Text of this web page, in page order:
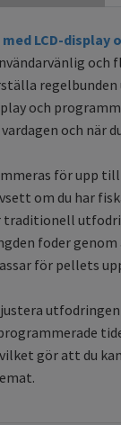
LCD-display
och
och när
för upp
om du har
foder
för pellets
utfodringen
gör att du